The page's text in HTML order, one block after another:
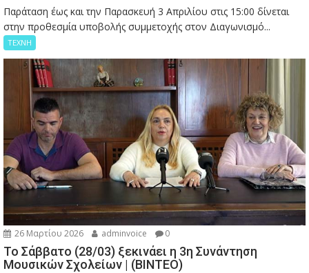
Παράταση έως και την Παρασκευή 3 Απριλίου στις 15:00 δίνεται
στην προθεσμία υποβολής συμμετοχής στον Διαγωνισμό...
ΤΕΧΝΗ
26 Μαρτίου 2026 adminvoice 0
Το Σάββατο (28/03) ξεκινάει η 3η Συνάντηση
Μουσικών Σχολείων | (ΒΙΝΤΕΟ)